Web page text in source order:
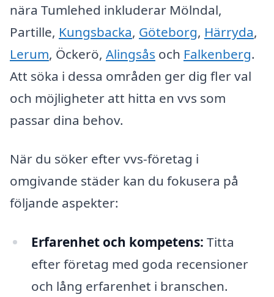
nära Tumlehed inkluderar Mölndal,
Partille, Kungsbacka, Göteborg, Härryda,
Lerum, Öckerö, Alingsås och Falkenberg.
Att söka i dessa områden ger dig fler val
och möjligheter att hitta en vvs som
passar dina behov.
När du söker efter vvs-företag i
omgivande städer kan du fokusera på
följande aspekter:
Erfarenhet och kompetens: Titta
efter företag med goda recensioner
och lång erfarenhet i branschen.